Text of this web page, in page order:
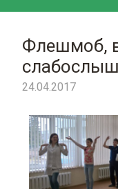
Флешмоб,
24.04.2017